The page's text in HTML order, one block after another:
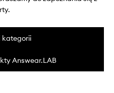
kategorii
Answear.LAB